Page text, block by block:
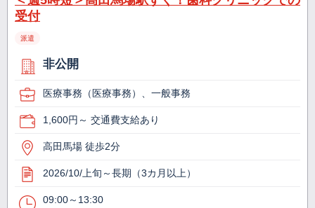
受付
派遣
非公開
医療事務（医療事務）、一般事務
1,600円～ 交通費支給あり
高田馬場 徒歩2分
2026/10/上旬～長期（3カ月以上）
09:00～13:30